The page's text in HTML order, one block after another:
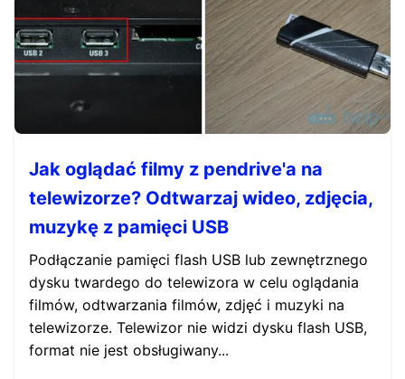
Jak oglądać filmy z pendrive'a na
telewizorze? Odtwarzaj wideo, zdjęcia,
muzykę z pamięci USB
Podłączanie pamięci flash USB lub zewnętrznego
dysku twardego do telewizora w celu oglądania
filmów, odtwarzania filmów, zdjęć i muzyki na
telewizorze. Telewizor nie widzi dysku flash USB,
format nie jest obsługiwany...